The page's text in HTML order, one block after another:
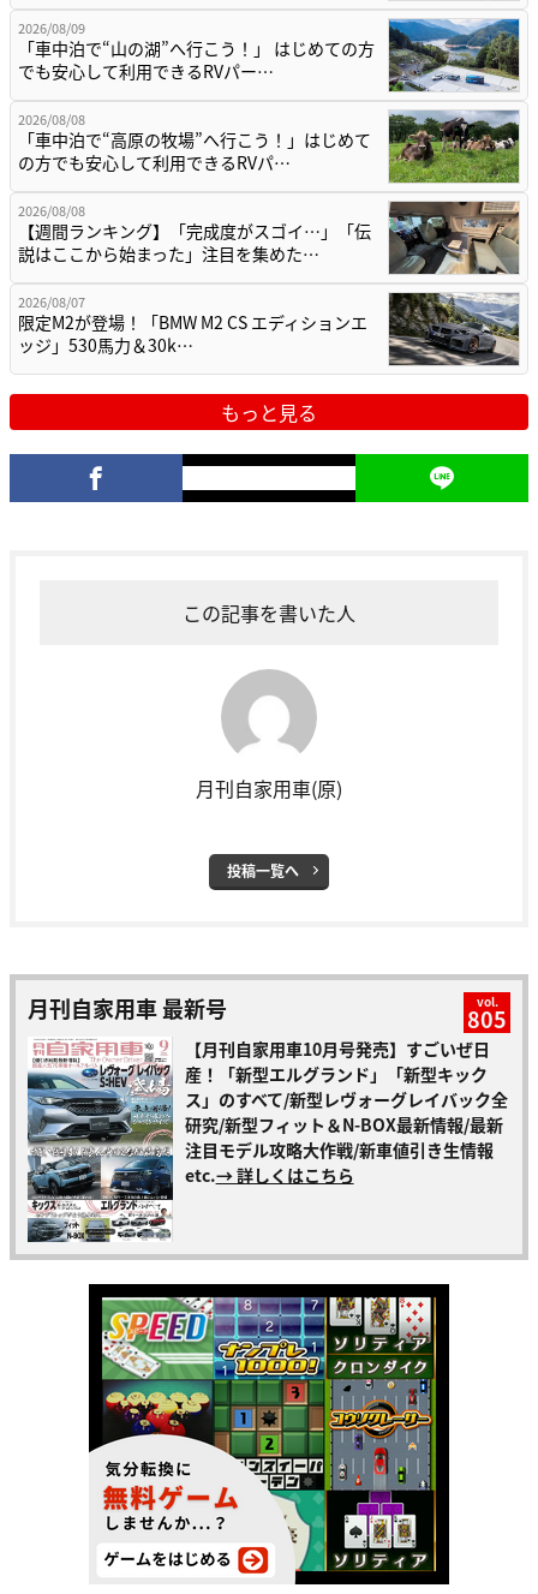
2026/08/09
「車中泊で“山の湖”へ行こう！」 はじめての方
でも安心して利用できるRVパー…
2026/08/08
「車中泊で“高原の牧場”へ行こう！」はじめて
の方でも安心して利用できるRVパ…
2026/08/08
【週間ランキング】「完成度がスゴイ…」「伝
説はここから始まった」注目を集めた…
2026/08/07
限定M2が登場！「BMW M2 CS エディションエ
ッジ」530馬力＆30k…
もっと見る
この記事を書いた人
月刊自家用車(原)
投稿一覧へ
月刊自家用車 最新号 vol.
805
【月刊自家用車10月号発売】すごいぜ日
産！「新型エルグランド」「新型キック
ス」のすべて/新型レヴォーグレイバック全
研究/新型フィット＆N-BOX最新情報/最新
注目モデル攻略大作戦/新車値引き生情報
etc.→ 詳しくはこちら